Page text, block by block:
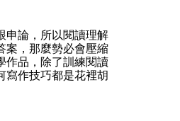
申論，所以閱讀理解
案，那麼勢必會壓縮
作品，除了訓練閱讀
寫作技巧都是花裡胡